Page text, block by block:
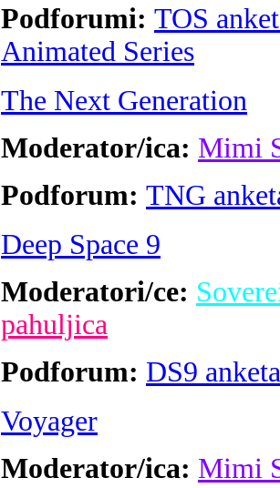
Podforumi: TOS
Animated Series
The Next Generation
Moderator/ica: Mimi
Podforum: TNG
Deep Space 9
Moderatori/ce:
pahuljica
Podforum: DS9 anketa
Voyager
Moderator/ica: Mimi